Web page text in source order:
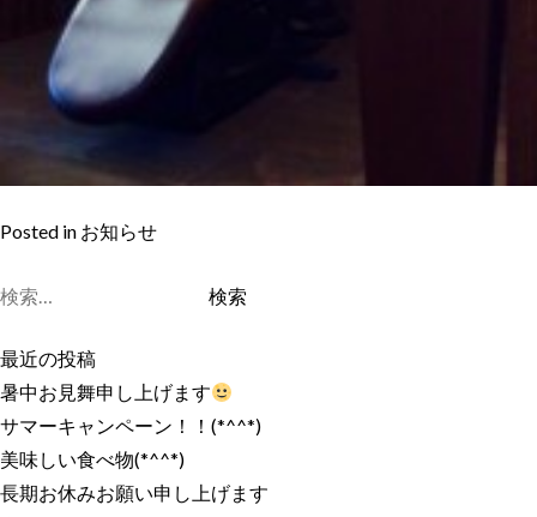
Posted in お知らせ
検
最近の投稿
暑中お見舞申し上げます
サマーキャンペーン！！(*^^*)
美味しい食べ物(*^^*)
長期お休みお願い申し上げます